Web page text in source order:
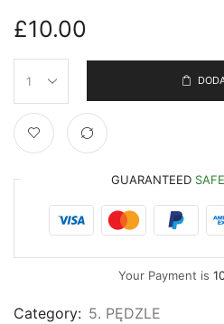
£10.00
GUARANTEED SAFE
Your Payment is
Category: 5. PĘDZLE